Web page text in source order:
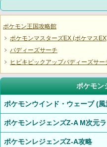
ポケモン王国攻略館
ポケモンマスターズEX (ポケマス
バディーズサーチ
ヒビキピックアップバディーズサ
ポケモン
ポケモンウインド・ウェーブ (
ポケモンレジェンズZ-A M次元
ポケモンレジェンズZ-A攻略